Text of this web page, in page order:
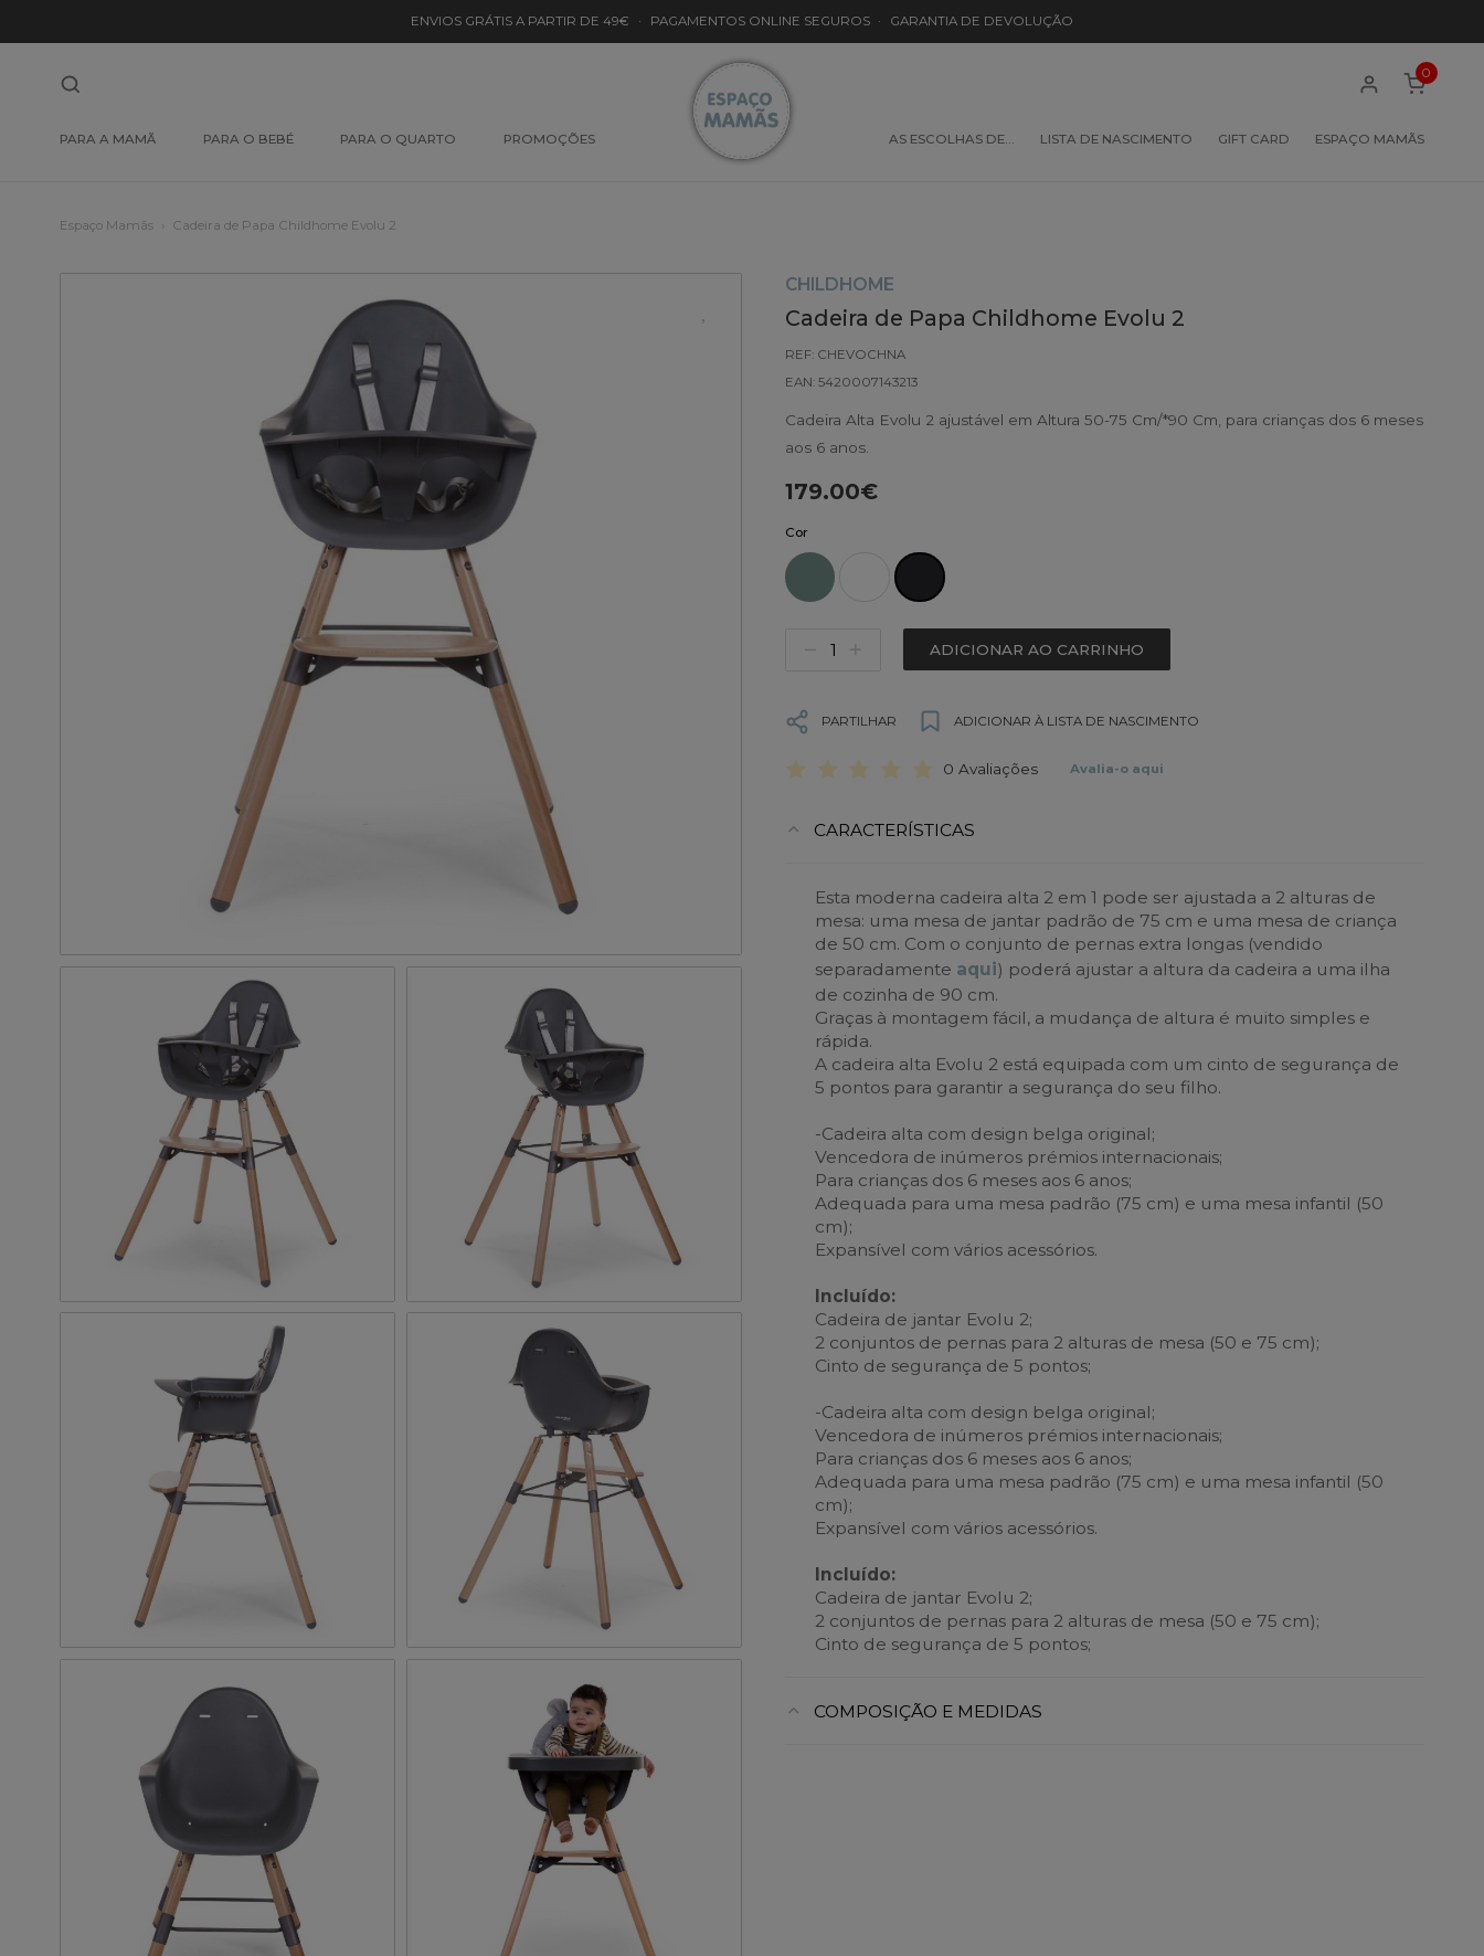
ENVIOS GRÁTIS A PARTIR DE 49€ · PAGAMENTOS ONLINE SEGUROS · GARANTIA DE DEVOLUÇÃO
PARA A MAMÃ PARA O BEBÉ PARA O QUARTO PROMOÇÕES AS ESCOLHAS DE… LISTA DE NASCIMENTO GIFT CARD ESPAÇO MAMÃS
0
Espaço Mamãs Cadeira de Papa Childhome Evolu 2
CHILDHOME
Cadeira de Papa Childhome Evolu 2
REF: CHEVOCHNA
EAN: 5420007143213
Cadeira Alta Evolu 2 ajustável em Altura 50-75 Cm/*90 Cm, para crianças dos 6 meses
aos 6 anos.
179.00€
Cor
ADICIONAR AO CARRINHO
PARTILHAR ADICIONAR À LISTA DE NASCIMENTO
0 Avaliações Avalia-o aqui
CARACTERÍSTICAS
Esta moderna cadeira alta 2 em 1 pode ser ajustada a 2 alturas de
mesa: uma mesa de jantar padrão de 75 cm e uma mesa de criança
de 50 cm. Com o conjunto de pernas extra longas (vendido
separadamente aqui) poderá ajustar a altura da cadeira a uma ilha
de cozinha de 90 cm.
Graças à montagem fácil, a mudança de altura é muito simples e
rápida.
A cadeira alta Evolu 2 está equipada com um cinto de segurança de
5 pontos para garantir a segurança do seu filho.
-Cadeira alta com design belga original;
Vencedora de inúmeros prémios internacionais;
Para crianças dos 6 meses aos 6 anos;
Adequada para uma mesa padrão (75 cm) e uma mesa infantil (50
cm);
Expansível com vários acessórios.
Incluído:
Cadeira de jantar Evolu 2;
2 conjuntos de pernas para 2 alturas de mesa (50 e 75 cm);
Cinto de segurança de 5 pontos;
-Cadeira alta com design belga original;
Vencedora de inúmeros prémios internacionais;
Para crianças dos 6 meses aos 6 anos;
Adequada para uma mesa padrão (75 cm) e uma mesa infantil (50
cm);
Expansível com vários acessórios.
Incluído:
Cadeira de jantar Evolu 2;
2 conjuntos de pernas para 2 alturas de mesa (50 e 75 cm);
Cinto de segurança de 5 pontos;
COMPOSIÇÃO E MEDIDAS